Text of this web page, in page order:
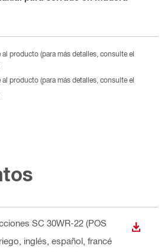
producto (para más detalles, consulte el
producto (para más detalles, consulte el
SC 30WR-22 (POS
inglés, español, francé